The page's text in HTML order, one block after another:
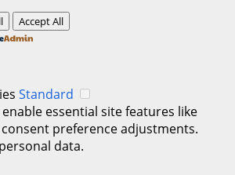
Accept All
Standard
essential site features like
preference adjustments.
data.